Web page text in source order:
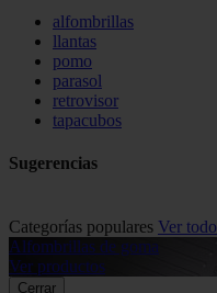
alfombrillas
llantas
pomo
parasol
retrovisor
tapacubos
Sugerencias
Categorías populares Ver todo
Alfombrillas de goma
Ver productos
Cerrar